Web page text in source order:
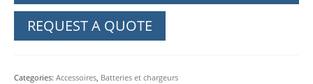
REQUEST A QUOTE
Categories: Accessoires, Batteries et chargeurs